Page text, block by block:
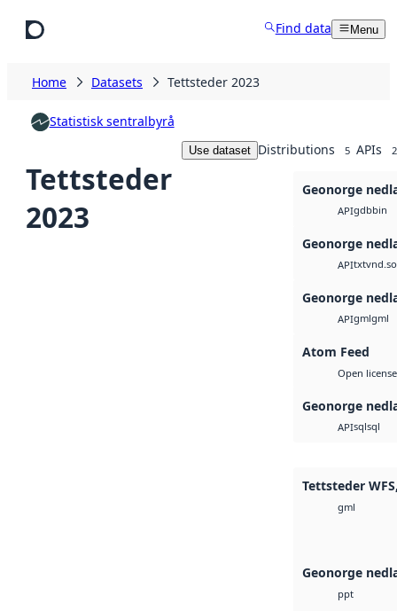
Find data Menu
Home Datasets Tettsteder 2023
Statistisk sentralbyrå
Tettsteder
2023
Use dataset Distributions 5 APIs 2
Geonorge
APIgdbbin
Geonorge
APItxt
Geonorge
APIgmlgml
Atom Feed
Open license
Geonorge
APIsqlsql
Tettsteder
gml
Geonorge
ppt